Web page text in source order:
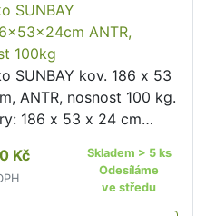
SUNBAY
ANTR,
100kg
SUNBAY kov. 186 x 53
ANTR, nosnost 100 kg.
186 x 53 x 24 cm
100 kg Plážové
SUNBAY je vhodné pro
na zahradě, chatě …
Kč
Skladem > 5 ks
Odesíláme
ve středu